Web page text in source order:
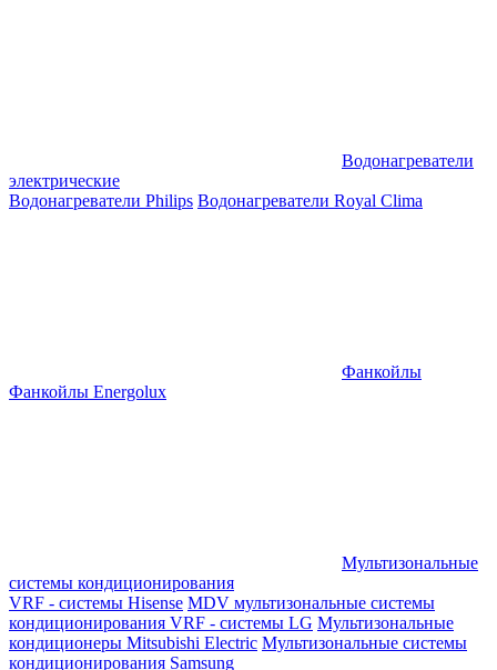
Водонагреватели
электрические
Водонагреватели Philips Водонагреватели Royal Clima
Фанкойлы
Фанкойлы Energolux
Мультизональные
системы кондиционирования
VRF - системы Hisense MDV мультизональные системы
кондиционирования VRF - системы LG Мультизональные
кондиционеры Mitsubishi Electric Мультизональные системы
кондиционирования Samsung